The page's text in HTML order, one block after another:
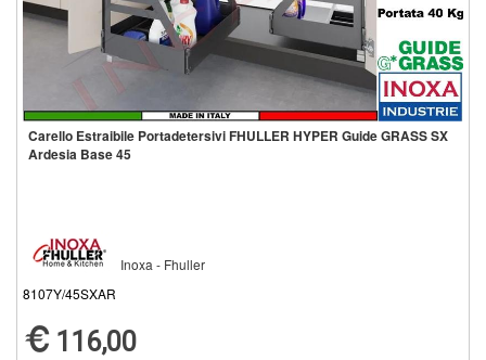
Carello Estraibile Portadetersivi FHULLER HYPER Guide GRASS SX
Ardesia Base 45
Inoxa - Fhuller
8107Y/45SXAR
116,00